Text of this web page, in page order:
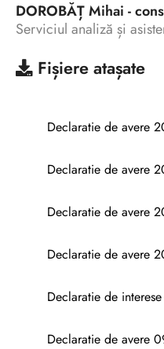
DOROBĂȚ Mihai -
Serviciul analiză și
Fișiere atașate
Declaratie de avere
Declaratie de avere
Declaratie de avere
Declaratie de avere
Declaratie de
Declaratie de avere